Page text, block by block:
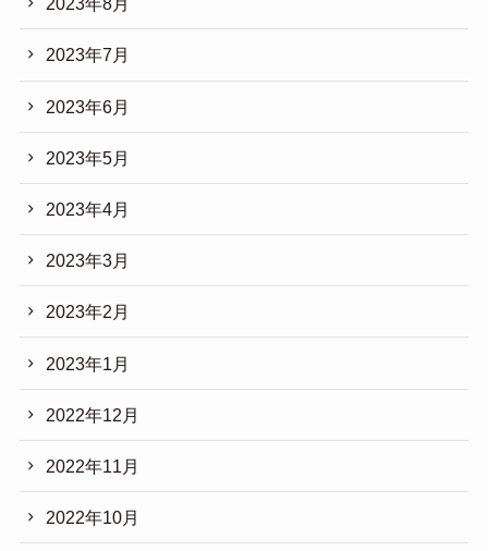
2023年7月
2023年6月
2023年5月
2023年4月
2023年3月
2023年2月
2023年1月
2022年12月
2022年11月
2022年10月